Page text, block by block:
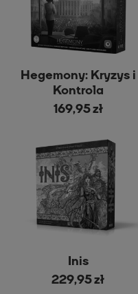
Hegemony: Kryzys i
Kontrola
169,95 zł
Inis
229,95 zł